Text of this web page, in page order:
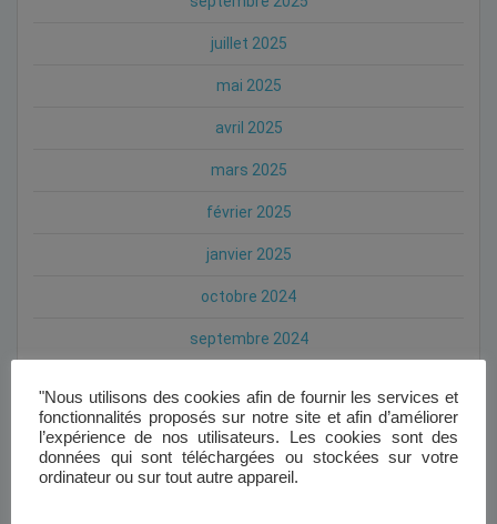
juillet 2025
mai 2025
avril 2025
mars 2025
février 2025
janvier 2025
octobre 2024
septembre 2024
juillet 2024
mai 2024
"Nous utilisons des cookies afin de fournir les services et
fonctionnalités proposés sur notre site et afin d’améliorer
l’expérience de nos utilisateurs. Les cookies sont des
données qui sont téléchargées ou stockées sur votre
ordinateur ou sur tout autre appareil.